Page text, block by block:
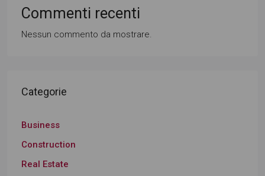
Commenti recenti
Nessun commento da mostrare.
Categorie
Business
Construction
Real Estate